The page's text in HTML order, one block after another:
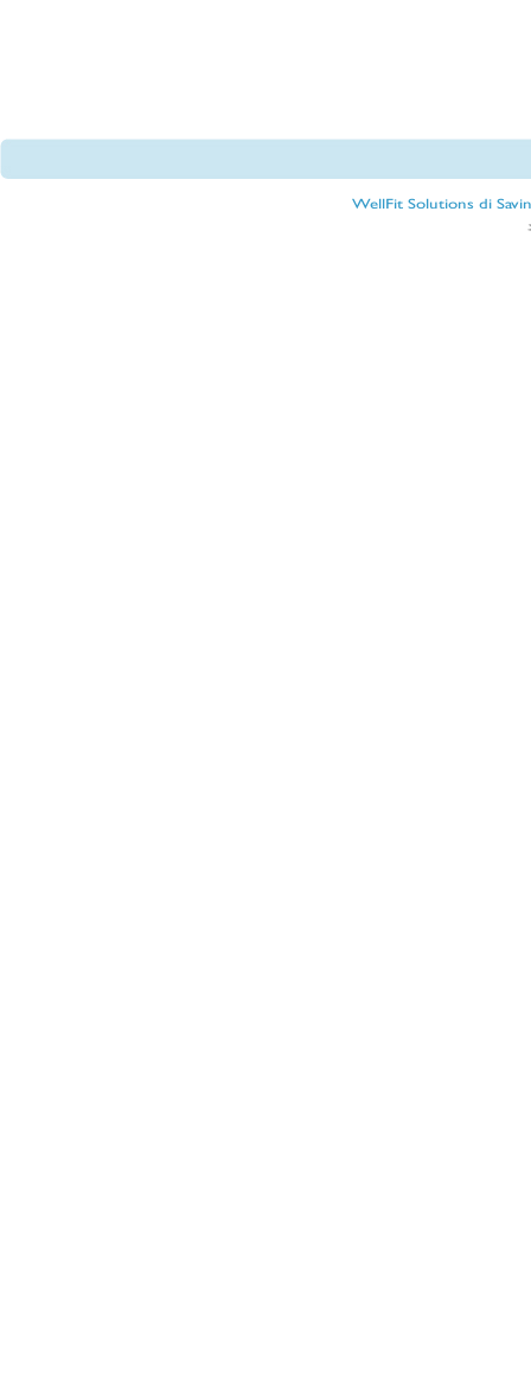
WellFit Solutions di